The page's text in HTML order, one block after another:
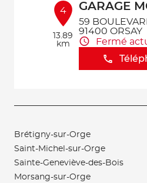
4
13.89
km
GARAGE
59
91400 ORSAY
Fermé
18.29
km
VAL AUTO
91560 CROSNE
Brétigny-sur-Orge
Saint-Michel-sur-Orge
Sainte-Geneviève-des-Bois
Morsang-sur-Orge